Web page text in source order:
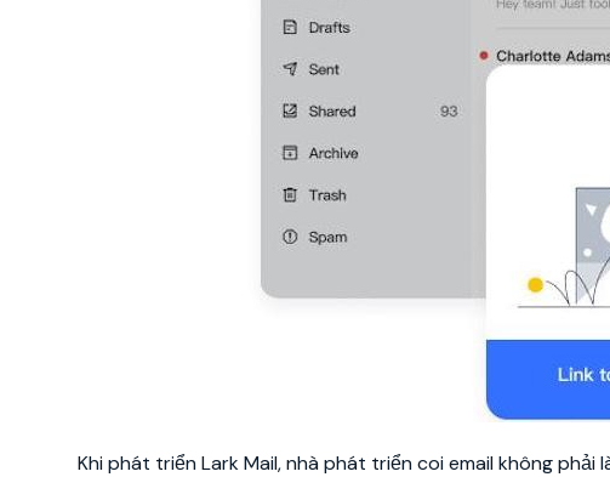
Khi phát triển Lark Mail, nhà phát triển coi email không